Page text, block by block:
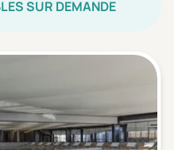
SUR DEMANDE